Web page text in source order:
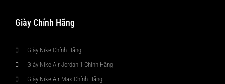
Giày Chính Hãng
Giày Nike Chính Hãng
Giày Nike Air Jordan 1 Chính Hãng
Giày Nike Air Max Chính Hãng